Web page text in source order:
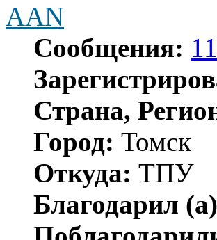
AAN
Сообщения:
Страна,
Город: Томск
Откуда: ТПУ
Благодарил